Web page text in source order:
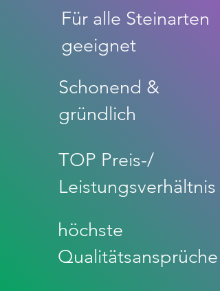
Für alle Steinarten
geeignet
Schonend &
gründlich
TOP Preis-/
Leistungsverhältnis
höchste
Qualitätsansprüche